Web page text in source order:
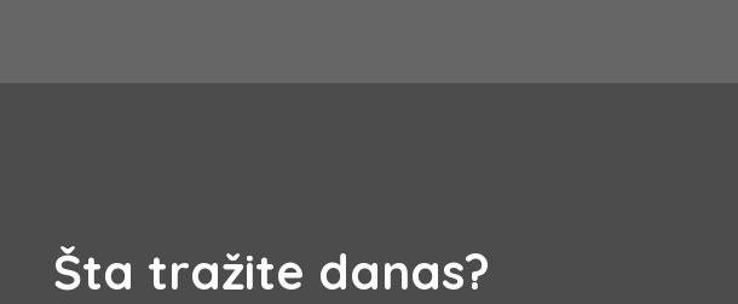
Šta tražite danas?